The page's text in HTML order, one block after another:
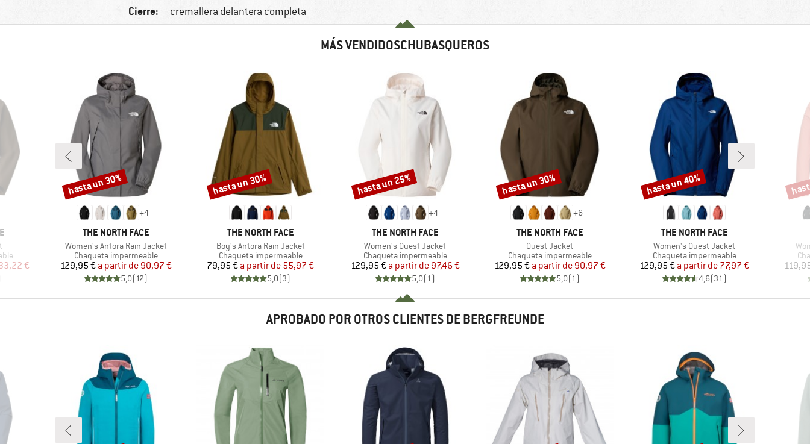
Cierre: cremallera delantera completa
MÁS VENDIDOSCHUBASQUEROS
€
+4
MARCA
THE NORTH FACE
Artículo
Women's Antora Rain Jacket
Product group
Chaqueta impermeable
Precio
129,95 € Precio reducido
a partir de 90,97 €
5,0(12)
Descuento
hasta un 30%
MARCA
THE NORTH FACE
Artículo
Boy's Antora Rain Jacket
Product group
Chaqueta impermeable
Precio
79,95 € Precio reducido
a partir de 55,97 €
5,0(3)
Descuento
hasta un 30%
+4
MARCA
THE NORTH FACE
Artículo
Women's Quest Jacket
Product group
Chaqueta impermeable
Precio
129,95 € Precio reducido
a partir de 97,46 €
5,0(1)
Descuento
hasta un 25%
+6
MARCA
THE NORTH FACE
Artículo
Quest Jacket
Product group
Chaqueta impermeable
Precio
129,95 € Precio reducido
a partir de 90,97 €
5,0(1)
Descuento
hasta un 30%
MARCA
THE NORTH FACE
Artículo
Women's Quest Jacket
Product group
Chaqueta impermeable
Precio
129,95 € Precio reducido
a partir de 77,97 €
4,6(31)
Descuento
hasta un 40%
APROBADO POR OTROS CLIENTES DE BERGFREUNDE